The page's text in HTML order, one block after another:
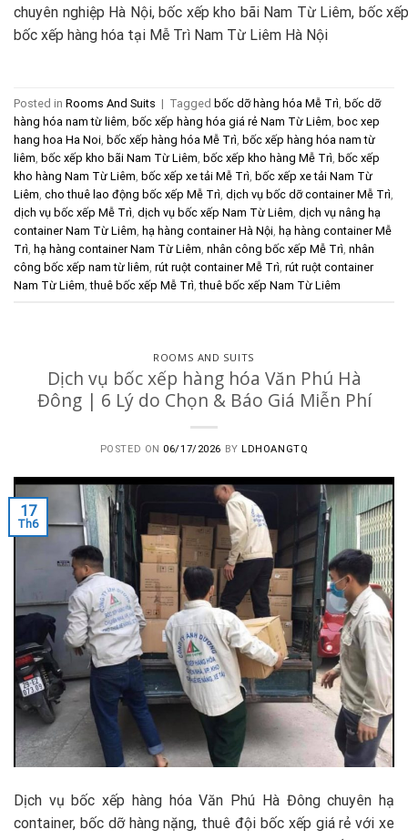
chuyên nghiệp Hà Nội, bốc xếp kho bãi Nam Từ Liêm, bốc
bốc xếp hàng hóa tại Mễ Trì Nam Từ Liêm Hà Nội
Posted in Rooms And Suits | Tagged bốc dỡ hàng hóa Mễ Trì bốc dỡ
hàng hóa nam từ liêm bốc xếp hàng hóa giá rẻ Nam Từ Liêm boc xep
hang hoa Ha Noi bốc xếp hàng hóa Mễ Trì bốc xếp hàng hóa nam từ
liêm bốc xếp kho bãi Nam Từ Liêm bốc xếp kho hàng Mễ Trì bốc xếp
kho hàng Nam Từ Liêm bốc xếp xe tải Mễ Trì bốc xếp xe tải Nam Từ
Liêm cho thuê lao động bốc xếp Mễ Trì dịch vụ bốc dỡ container Mễ Trì
dịch vụ bốc xếp Mễ Trì dịch vụ bốc xếp Nam Từ Liêm dịch vụ nâng hạ
container Nam Từ Liêm hạ hàng container Hà Nội hạ hàng container Mễ
Trì hạ hàng container Nam Từ Liêm nhân công bốc xếp Mễ Trì nhân
công bốc xếp nam từ liêm rút ruột container Mễ Trì rút ruột container
Nam Từ Liêm ,thuê bốc xếp Mễ Trì ,thuê bốc xếp Nam Từ Liêm
ROOMS AND SUITS
Dịch vụ bốc xếp hàng hóa Văn Phú Hà
Đông | 6 Lý do Chọn & Báo Giá Miễn Phí
POSTED ON 06/17/2026 BYLDHOANGTQ
17
Th6
Dịch vụ bốc xếp hàng hóa Văn Phú Hà Đông chuyên hạ
container, bốc dỡ hàng nặng, thuê đội bốc xếp giá rẻ với xe